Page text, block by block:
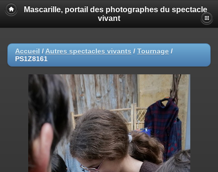
Mascarille, portail des photographes du spectacle
vivant
Accueil / Autres spectacles vivants / Tournage /
PS1Z8161